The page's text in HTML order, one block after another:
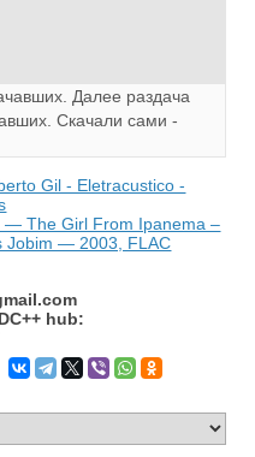
Далее раздача
Скачали сами -
Gil - Eletracustico -
— The Girl From Ipanema –
Jobim — 2003, FLAC
hub: